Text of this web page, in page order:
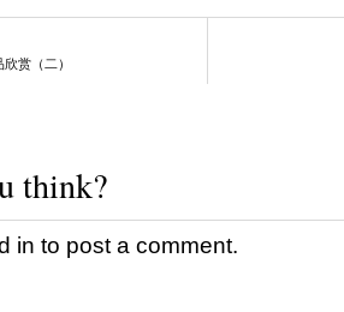
赏（二）
think?
in to post a comment.